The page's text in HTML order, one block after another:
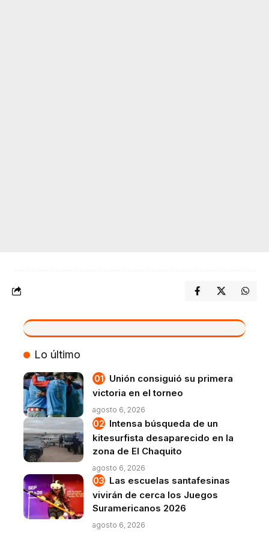
VIVO
Lo último
Unión consiguió su primera
victoria en el torneo
agosto 6, 2026
Intensa búsqueda de un
kitesurfista desaparecido en la
zona de El Chaquito
agosto 6, 2026
Las escuelas santafesinas
vivirán de cerca los Juegos
Suramericanos 2026
agosto 6, 2026